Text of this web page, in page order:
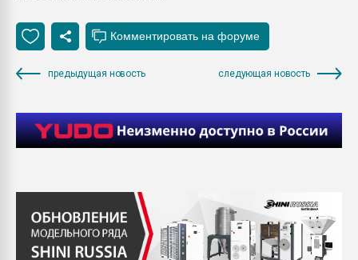
предыдущая новость следующая новость